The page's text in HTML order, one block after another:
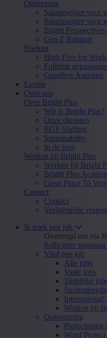
Onderzoek
Salariswijzer voor
Salariswijzer voor
Bright
Gen Z Rapport
Boeken
High Five for
Fulltime
Goodbye Assistant
Events
Over ons
Over Bright Plus
Wie is Bright Plus?
Onze diensten
RGF Staffing
Sustainability
In de pers
Werken bij Bright Plus
Werken bij Bright
Bright Plus
Great Place To
Contact
Contact
Veelgestelde vragen
Ik zoek een job
Overtuigd om via
Solliciteer spontaan
Vind een job
Alle jobs
Vaste jobs
Tijdelijke
International
Werken bij
Outsourcing
Projectmatig
Word